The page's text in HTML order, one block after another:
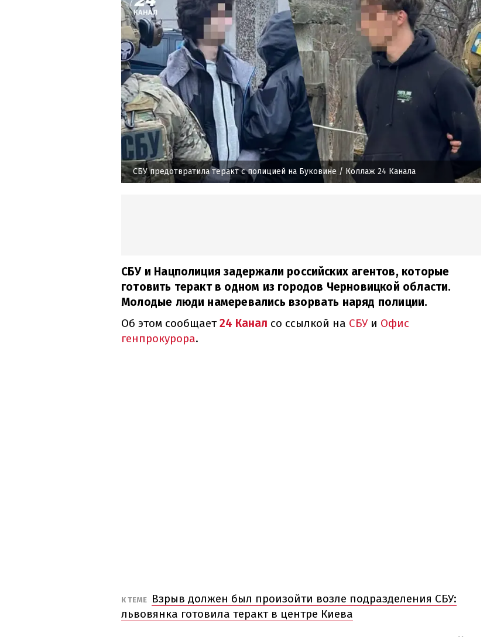
СБУ предотвратила теракт с полицией на Буковине / Коллаж 24 Канала
СБУ и Нацполиция задержали российских агентов, которые
готовить теракт в одном из городов Черновицкой области.
Молодые люди намеревались взорвать наряд полиции.
Об этом сообщает24 Канал со ссылкой на СБУи Офис
генпрокурора.
К ТЕМЕ
Взрыв должен был произойти возле подразделения СБУ:
львовянка готовила теракт в центре Киева